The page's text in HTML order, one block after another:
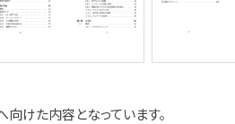
けた内容となっています。